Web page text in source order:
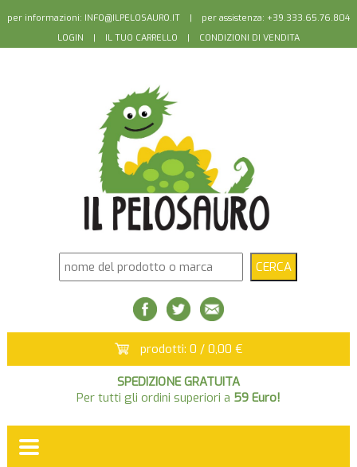
per informazioni: INFO@ILPELOSAURO.IT | per assistenza: +39.333.65.76.804
LOGIN | IL TUO CARRELLO | CONDIZIONI DI VENDITA
prodotti: 0 / 0,00 €
SPEDIZIONE GRATUITA
Per tutti gli ordini superiori a 59 Euro!